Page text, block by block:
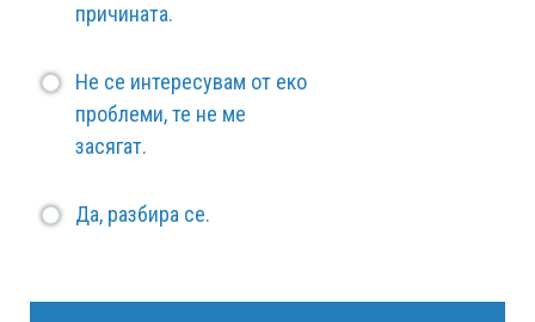
причината.
Не се интересувам от еко
проблеми, те не ме
засягат.
Да, разбира се.